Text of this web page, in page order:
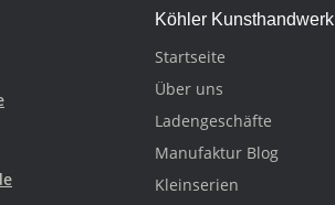
Köhler Kunsthandwerk
Startseite
Über uns
Ladengeschäfte
Manufaktur Blog
Kleinserien